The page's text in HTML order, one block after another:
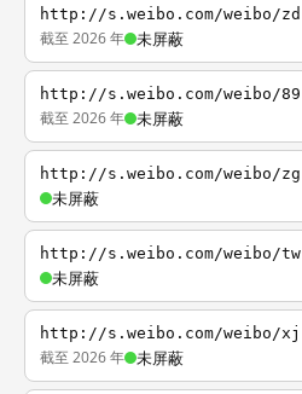
http://s.weibo.com/weibo/zd
截至 2026 年 未屏蔽
http://s.weibo.com/weibo/89
截至 2026 年 未屏蔽
http://s.weibo.com/weibo/zg
未屏蔽
http://s.weibo.com/weibo/tw
未屏蔽
http://s.weibo.com/weibo/xj
截至 2026 年 未屏蔽